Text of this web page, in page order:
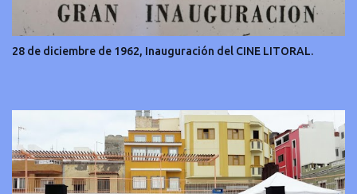
28 de diciembre de 1962, Inauguración del CINE LITORAL.